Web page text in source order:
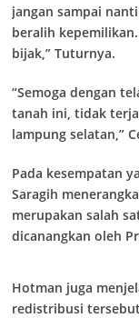
jangan sampai
beralih
bijak,” Tuturnya.
“Semoga dengan
tanah ini, tidak
lampung selatan,”
Pada kesempatan
Saragih
merupakan salah
dicanangkan oleh
Hotman juga
redistribusi